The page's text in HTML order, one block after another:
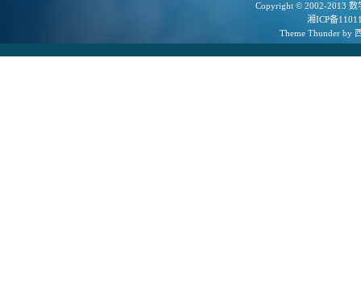
Copyright © 2002-2013 数
湘ICP备
Theme Thunderby